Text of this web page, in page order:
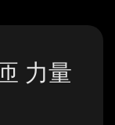
力量